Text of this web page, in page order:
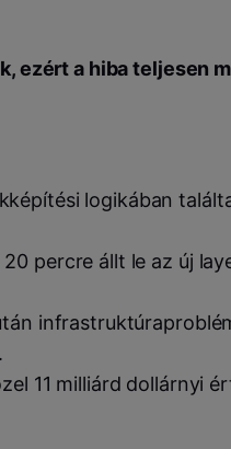
ezért a hiba teljesen
logikában
percre állt le az új
11 milliárd dollárnyi